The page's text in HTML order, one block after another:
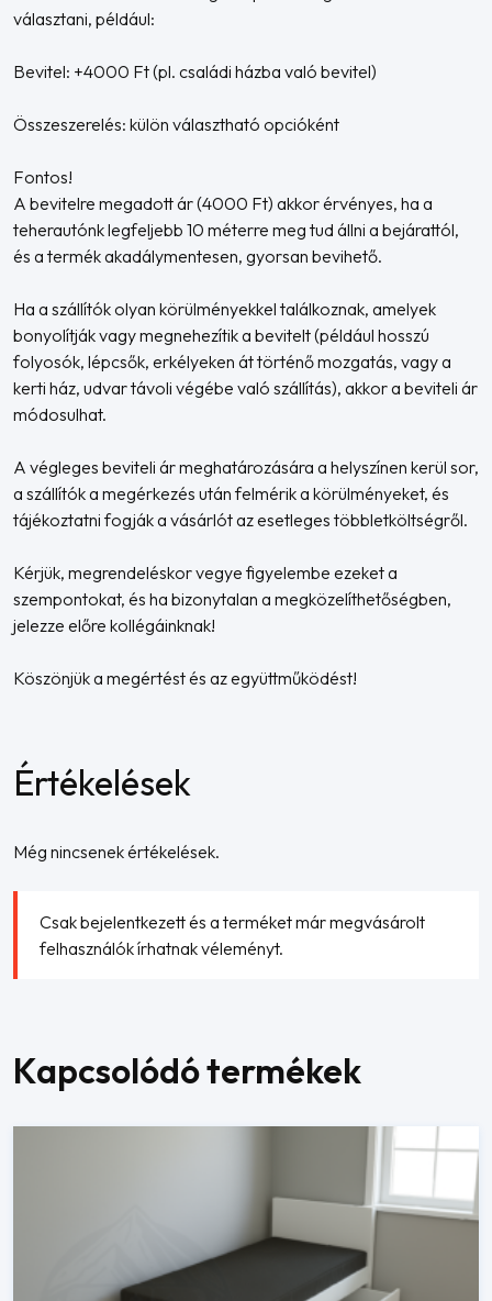
választani, például:
Bevitel: +4000 Ft (pl. családi házba való bevitel)
Összeszerelés: külön választható opcióként
Fontos!
A bevitelre megadott ár (4000 Ft) akkor érvényes, ha a
teherautónk legfeljebb 10 méterre meg tud állni a bejárattól,
és a termék akadálymentesen, gyorsan bevihető.
Ha a szállítók olyan körülményekkel találkoznak, amelyek
bonyolítják vagy megnehezítik a bevitelt (például hosszú
folyosók, lépcsők, erkélyeken át történő mozgatás, vagy a
kerti ház, udvar távoli végébe való szállítás), akkor a beviteli ár
módosulhat.
A végleges beviteli ár meghatározására a helyszínen kerül sor,
a szállítók a megérkezés után felmérik a körülményeket, és
tájékoztatni fogják a vásárlót az esetleges többletköltségről.
Kérjük, megrendeléskor vegye figyelembe ezeket a
szempontokat, és ha bizonytalan a megközelíthetőségben,
jelezze előre kollégáinknak!
Köszönjük a megértést és az együttműködést!
Értékelések
Még nincsenek értékelések.
Csak bejelentkezett és a terméket már megvásárolt
felhasználók írhatnak véleményt.
Kapcsolódó termékek